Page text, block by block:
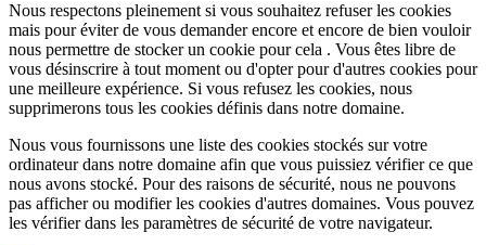
Nous respectons pleinement si vous souhaitez refuser les cookies
mais pour éviter de vous demander encore et encore de bien vouloir
nous permettre de stocker un cookie pour cela . Vous êtes libre de
vous désinscrire à tout moment ou d'opter pour d'autres cookies pour
une meilleure expérience. Si vous refusez les cookies, nous
supprimerons tous les cookies définis dans notre domaine.
Nous vous fournissons une liste des cookies stockés sur votre
ordinateur dans notre domaine afin que vous puissiez vérifier ce que
nous avons stocké. Pour des raisons de sécurité, nous ne pouvons
pas afficher ou modifier les cookies d'autres domaines. Vous pouvez
les vérifier dans les paramètres de sécurité de votre navigateur.